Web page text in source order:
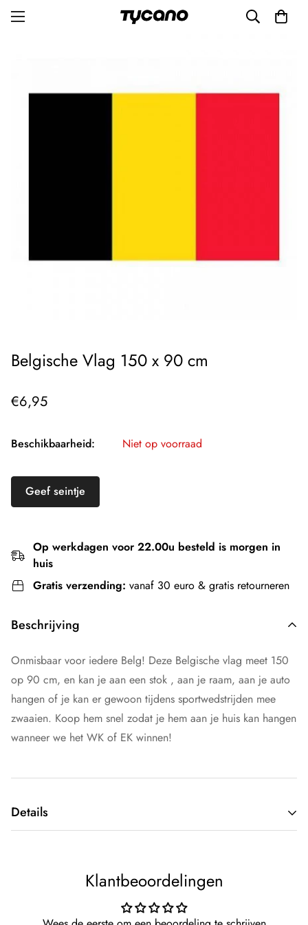
Belgische Vlag 150 x 90 cm
Normale
€6,95
Beschikbaarheid: Niet op voorraad
Geef seintje
Op werkdagen voor 22.00u besteld is morgen in
huis
Gratis verzending: vanaf 30 euro & gratis retourneren
Beschrijving
Onmisbaar voor iedere Belg! Deze Belgische vlag meet 150
op 90 cm, en kan je aan een stok , aan je raam, aan je auto
hangen of je kan er gewoon tijdens sportwedstrijden mee
zwaaien. Koop hem snel zodat je hem aan je huis kan hangen
wanneer we het WK of EK winnen!
Details
Klantbeoordelingen